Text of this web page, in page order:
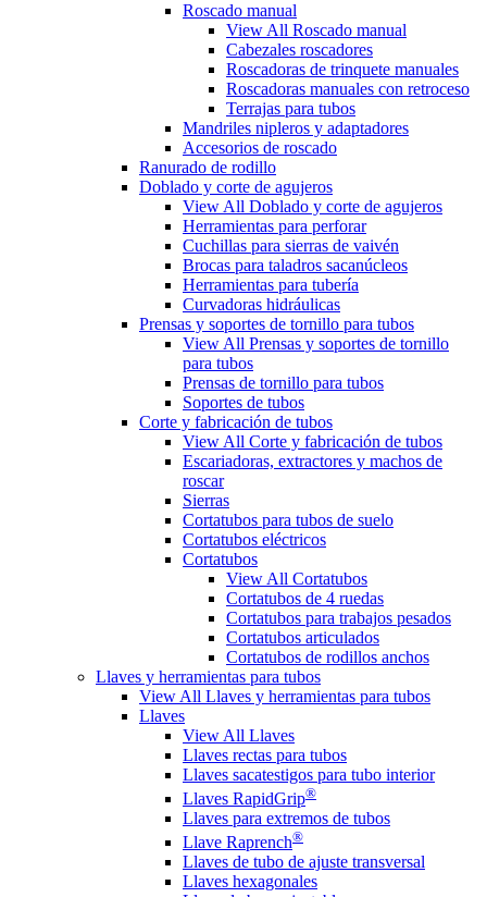
Roscado manual
View All Roscado manual
Cabezales roscadores
Roscadoras de trinquete manuales
Roscadoras manuales con retroceso
Terrajas para tubos
Mandriles nipleros y adaptadores
Accesorios de roscado
Ranurado de rodillo
Doblado y corte de agujeros
View All Doblado y corte de agujeros
Herramientas para perforar
Cuchillas para sierras de vaivén
Brocas para taladros sacanúcleos
Herramientas para tubería
Curvadoras hidráulicas
Prensas y soportes de tornillo para tubos
View All Prensas y soportes de tornillo
para tubos
Prensas de tornillo para tubos
Soportes de tubos
Corte y fabricación de tubos
View All Corte y fabricación de tubos
Escariadoras, extractores y machos de
roscar
Sierras
Cortatubos para tubos de suelo
Cortatubos eléctricos
Cortatubos
View All Cortatubos
Cortatubos de 4 ruedas
Cortatubos para trabajos pesados
Cortatubos articulados
Cortatubos de rodillos anchos
Llaves y herramientas para tubos
View All Llaves y herramientas para tubos
Llaves
View All Llaves
Llaves rectas para tubos
Llaves sacatestigos para tubo interior
Llaves RapidGrip®
Llaves para extremos de tubos
Llave Raprench®
Llaves de tubo de ajuste transversal
Llaves hexagonales